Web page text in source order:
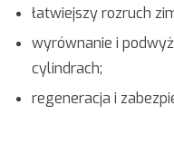
łatwiejszy rozruch
wyrównanie i
cylindrach;
regeneracja i